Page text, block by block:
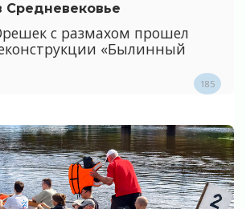
Средневековье
с размахом прошел
«Былинный
185